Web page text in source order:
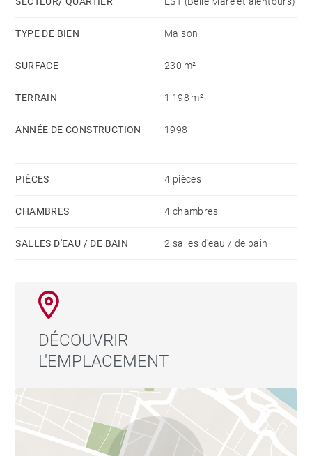
TYPE DE BIEN Maison
SURFACE 230 m²
TERRAIN 1 198 m²
ANNÉE DE CONSTRUCTION 1998
PIÈCES 4 pièces
CHAMBRES 4 chambres
SALLES D'EAU / DE BAIN 2 salles d'eau / de bain
DÉCOUVRIR
L'EMPLACEMENT